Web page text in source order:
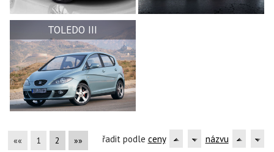
TOLEDO III
«« 1 2 »» řadit podle ceny názvu